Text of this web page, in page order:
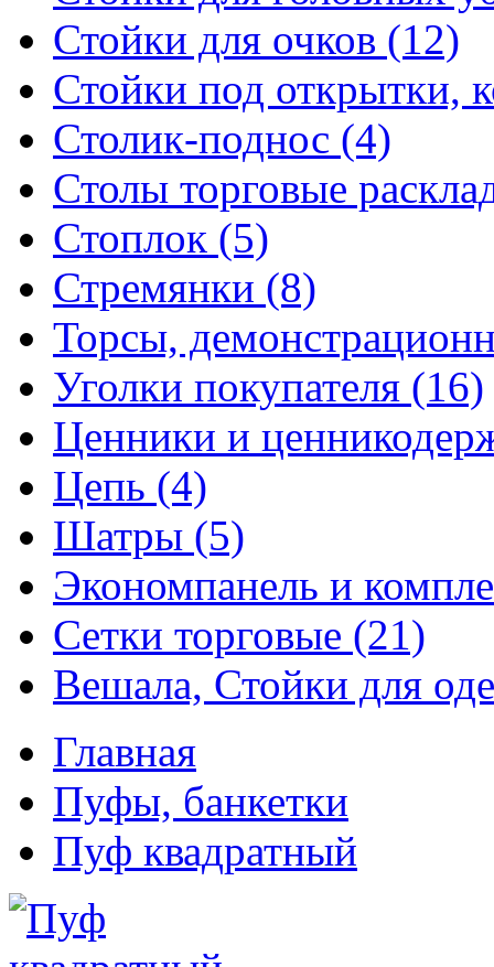
Стойки для очков (12)
Стойки под открытки,
Столик-поднос (4)
Столы торговые
Стоплок (5)
Стремянки (8)
Торсы,
Уголки покупателя (16)
Ценники и
Цепь (4)
Шатры (5)
Экономпанель и
Сетки торговые (21)
Вешала, Стойки для
Главная
Пуфы, банкетки
Пуф квадратный